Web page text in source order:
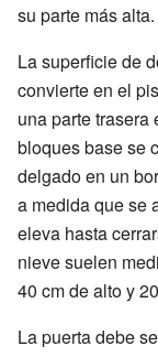
su parte más alta.
La superficie de
convierte en el
una parte trasera
bloques base se
delgado en un
a medida que se
eleva hasta
nieve suelen
40 cm de alto y
La puerta debe